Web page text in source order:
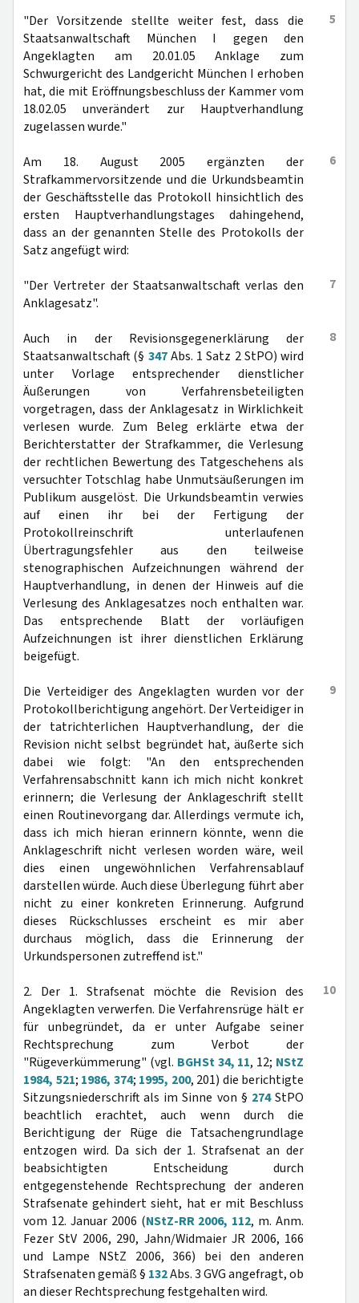
5
"Der Vorsitzende stellte weiter fest, dass die
Staatsanwaltschaft München I gegen den
Angeklagten am 20.01.05 Anklage zum
Schwurgericht des Landgericht München I erhoben
hat, die mit Eröffnungsbeschluss der Kammer vom
18.02.05 unverändert zur Hauptverhandlung
zugelassen wurde."
6
Am 18. August 2005 ergänzten der
Strafkammervorsitzende und die Urkundsbeamtin
der Geschäftsstelle das Protokoll hinsichtlich des
ersten Hauptverhandlungstages dahingehend,
dass an der genannten Stelle des Protokolls der
Satz angefügt wird:
7
"Der Vertreter der Staatsanwaltschaft verlas den
Anklagesatz".
8
Auch in der Revisionsgegenerklärung der
Staatsanwaltschaft (§ 347Abs. 1 Satz 2 StPO) wird
unter Vorlage entsprechender dienstlicher
Äußerungen von Verfahrensbeteiligten
vorgetragen, dass der Anklagesatz in Wirklichkeit
verlesen wurde. Zum Beleg erklärte etwa der
Berichterstatter der Strafkammer, die Verlesung
der rechtlichen Bewertung des Tatgeschehens als
versuchter Totschlag habe Unmutsäußerungen im
Publikum ausgelöst. Die Urkundsbeamtin verwies
auf einen ihr bei der Fertigung der
Protokollreinschrift unterlaufenen
Übertragungsfehler aus den teilweise
stenographischen Aufzeichnungen während der
Hauptverhandlung, in denen der Hinweis auf die
Verlesung des Anklagesatzes noch enthalten war.
Das entsprechende Blatt der vorläufigen
Aufzeichnungen ist ihrer dienstlichen Erklärung
beigefügt.
9
Die Verteidiger des Angeklagten wurden vor der
Protokollberichtigung angehört. Der Verteidiger in
der tatrichterlichen Hauptverhandlung, der die
Revision nicht selbst begründet hat, äußerte sich
dabei wie folgt: "An den entsprechenden
Verfahrensabschnitt kann ich mich nicht konkret
erinnern; die Verlesung der Anklageschrift stellt
einen Routinevorgang dar. Allerdings vermute ich,
dass ich mich hieran erinnern könnte, wenn die
Anklageschrift nicht verlesen worden wäre, weil
dies einen ungewöhnlichen Verfahrensablauf
darstellen würde. Auch diese Überlegung führt aber
nicht zu einer konkreten Erinnerung. Aufgrund
dieses Rückschlusses erscheint es mir aber
durchaus möglich, dass die Erinnerung der
Urkundspersonen zutreffend ist."
10
2. Der 1. Strafsenat möchte die Revision des
Angeklagten verwerfen. Die Verfahrensrüge hält er
für unbegründet, da er unter Aufgabe seiner
Rechtsprechung zum Verbot der
"Rügeverkümmerung" (vgl. BGHSt 34, 11, 12; NStZ
1984, 521; 1986, 374; 1995, 200, 201) die berichtigte
Sitzungsniederschrift als im Sinne von § 274StPO
beachtlich erachtet, auch wenn durch die
Berichtigung der Rüge die Tatsachengrundlage
entzogen wird. Da sich der 1. Strafsenat an der
beabsichtigten Entscheidung durch
entgegenstehende Rechtsprechung der anderen
Strafsenate gehindert sieht, hat er mit Beschluss
vom 12. Januar 2006 (NStZ-RR 2006, 112, m. Anm.
Fezer StV 2006, 290, Jahn/Widmaier JR 2006, 166
und Lampe NStZ 2006, 366) bei den anderen
Strafsenaten gemäß § 132Abs. 3 GVG angefragt, ob
an dieser Rechtsprechung festgehalten wird.